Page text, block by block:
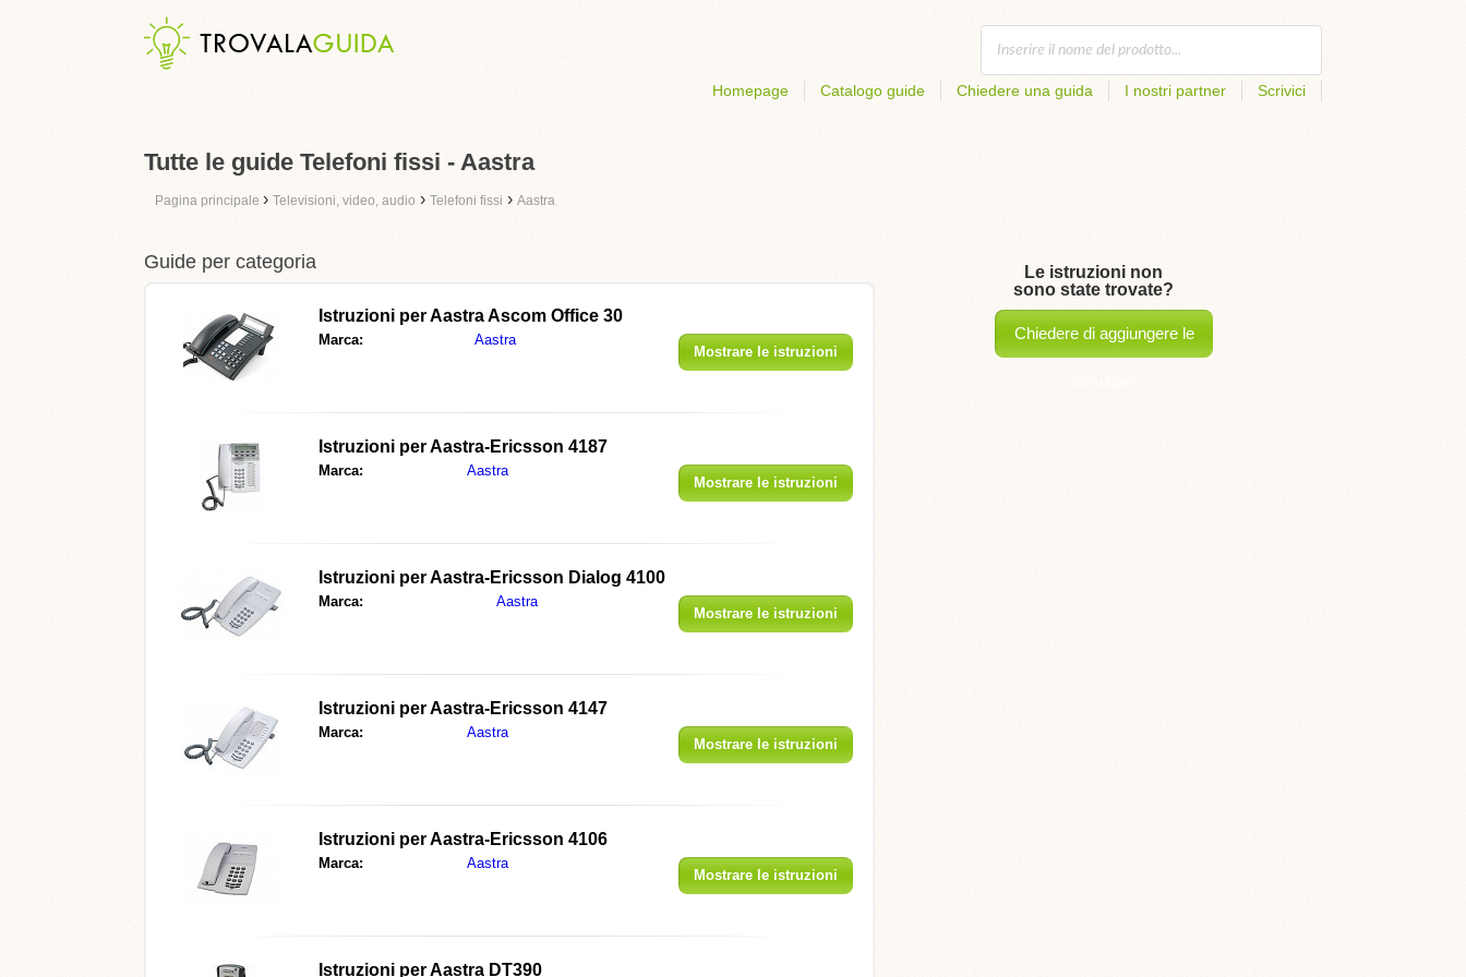
Homepage Catalogo guide Chiedere una guida I nostri partner Scrivici
Tutte le guide Telefoni fissi - Aastra
Pagina principale › Televisioni, video, audio › Telefoni fissi › Aastra
Guide per categoria
Istruzioni perAastra Ascom Office 30
Marca: Aastra
Mostrare le istruzioni
Istruzioni perAastra-Ericsson 4187
Marca: Aastra
Mostrare le istruzioni
Istruzioni perAastra-Ericsson Dialog 4100
Marca: Aastra
Mostrare le istruzioni
Istruzioni perAastra-Ericsson 4147
Marca: Aastra
Mostrare le istruzioni
Istruzioni perAastra-Ericsson 4106
Marca: Aastra
Mostrare le istruzioni
Istruzioni perAastra DT390
Le istruzioni non
sono state trovate?
Chiedere di aggiungere le